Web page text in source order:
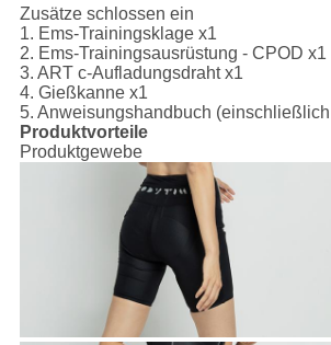
Zusätze schlossen ein
1. Ems-Trainingsklage x1
2. Ems-Trainingsausrüstung - CPOD x1
3. ART c-Aufladungsdraht x1
4. Gießkanne x1
5. Anweisungshandbuch
Produktvorteile
Produktgewebe